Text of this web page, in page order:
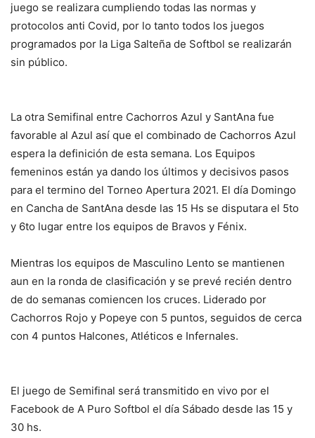
juego se realizara cumpliendo todas las normas y
protocolos anti Covid, por lo tanto todos los juegos
programados por la Liga Salteña de Softbol se realizarán
sin público.
La otra Semifinal entre Cachorros Azul y SantAna fue
favorable al Azul así que el combinado de Cachorros Azul
espera la definición de esta semana. Los Equipos
femeninos están ya dando los últimos y decisivos pasos
para el termino del Torneo Apertura 2021. El día Domingo
en Cancha de SantAna desde las 15 Hs se disputara el 5to
y 6to lugar entre los equipos de Bravos y Fénix.
Mientras los equipos de Masculino Lento se mantienen
aun en la ronda de clasificación y se prevé recién dentro
de do semanas comiencen los cruces. Liderado por
Cachorros Rojo y Popeye con 5 puntos, seguidos de cerca
con 4 puntos Halcones, Atléticos e Infernales.
El juego de Semifinal será transmitido en vivo por el
Facebook de A Puro Softbol el día Sábado desde las 15 y
30 hs.